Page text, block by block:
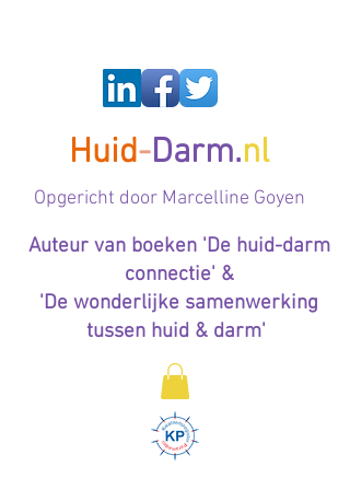
Auteur van boeken 'De huid-darm
connectie' &
'De wonderlijke samenwerking
tussen huid & darm'
Huid-Darm.nl
Opgericht door Marcelline Goyen